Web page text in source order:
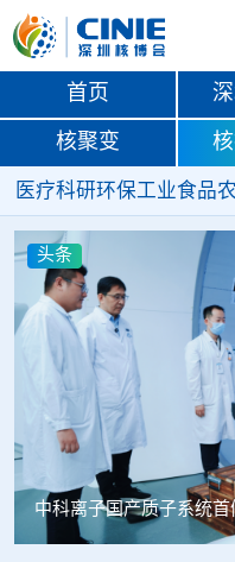
首页
核聚变
医疗科研环保工业食品
头条
韩国忠清北道上半年农